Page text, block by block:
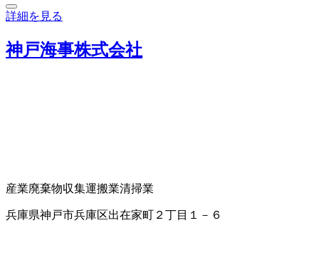
詳細を見る
神戸海事株式会社
産業廃棄物収集運搬業清掃業
兵庫県神戸市兵庫区出在家町２丁目１－６